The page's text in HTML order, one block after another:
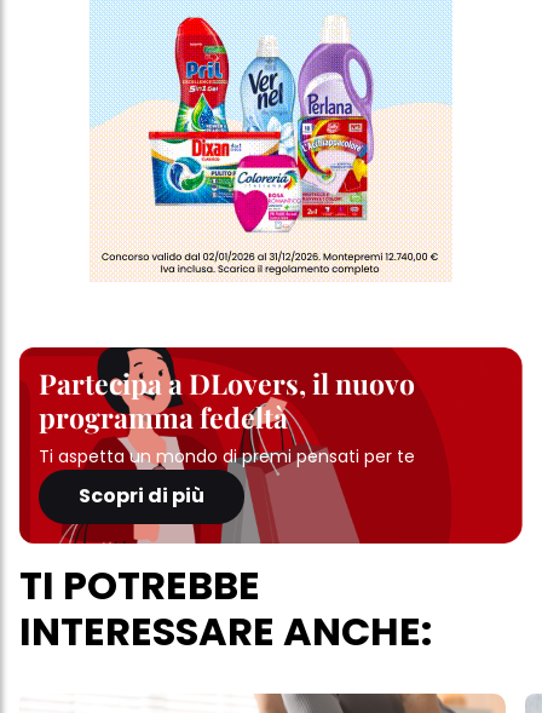
Partecipa a DLovers, il nuovo
programma fedeltà
Ti aspetta un mondo di premi pensati per te
Scopri di più
TI POTREBBE
INTERESSARE ANCHE: